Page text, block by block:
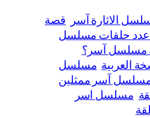
الاثارة آسر قصة
حلقات مسلسل
مسلسل آسر؟
العربية مسلسل
آسر ممثلين
مسلسل اسر